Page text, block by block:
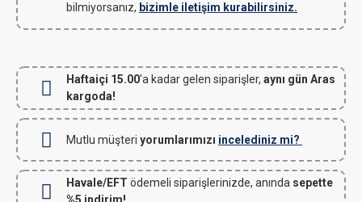
bilmiyorsanız, bizimle iletişim kurabilirsiniz.
Haftaiçi 15.00'a kadar gelen siparişler, aynı gün Aras
kargoda!
Mutlu müşteri yorumlarımızı incelediniz mi?
Havale/EFT ödemeli siparişlerinizde, anında sepette